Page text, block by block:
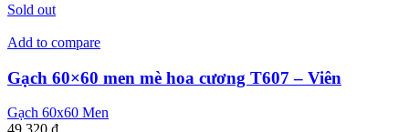
Sold out
Add to compare
Gạch 60×60 men mè hoa cương T607 – Viên
Gạch 60x60 Men